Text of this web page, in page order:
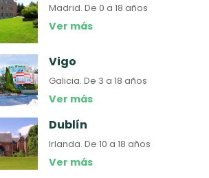
Madrid.De 0 a 18 años
Ver más
Vigo
Galicia.De 3 a 18 años
Ver más
Dublín
Irlanda.De 10 a 18 años
Ver más